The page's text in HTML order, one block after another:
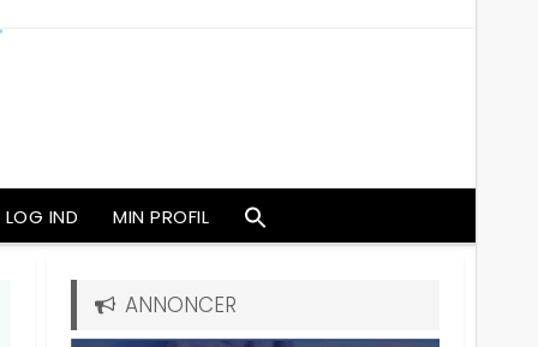
LOG IND MIN PROFIL
ANNONCER